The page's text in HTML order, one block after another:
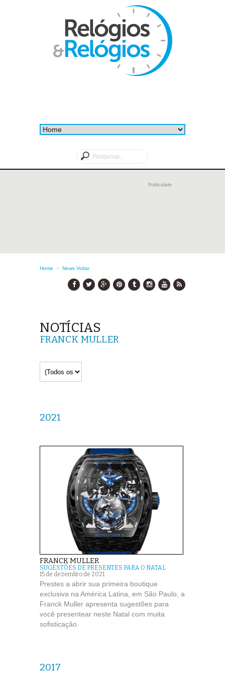
Publicidade
Home > News Voltar
NOTÍCIAS
FRANCK MULLER
2021
FRANCK MULLER
SUGESTÕES DE PRESENTES PARA O NATAL
15 de dezembro de 2021
Prestes a abrir sua primeira boutique
exclusiva na América Latina, em São Paulo, a
Franck Muller apresenta sugestões para
você presentear neste Natal com muita
sofisticação.
2017